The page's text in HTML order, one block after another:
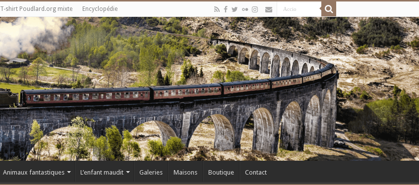
T-shirt Poudlard.org mixte Encyclopédie
Animaux fantastiques L’enfant maudit Galeries Maisons Boutique Contact